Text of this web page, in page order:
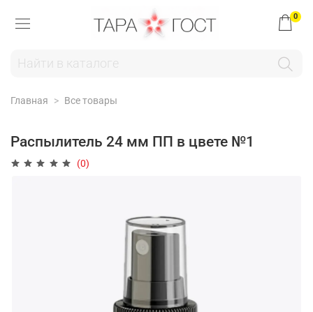
0
Главная Все товары
Распылитель 24 мм ПП в цвете №1
(0)